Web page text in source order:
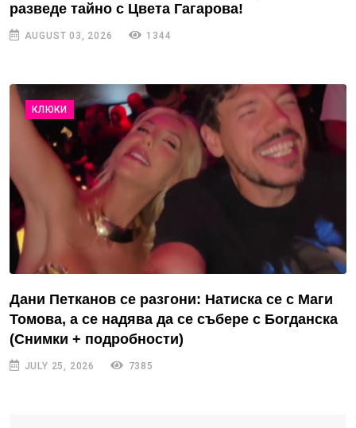
разведе тайно с Цвета Гагарова!
AUGUST 03, 2026 1344
КЛЮКИ
Дани Петканов се разгони: Натиска се с Маги
Томова, а се надява да се събере с Богданска
(Снимки + подробности)
JULY 25, 2026 7385